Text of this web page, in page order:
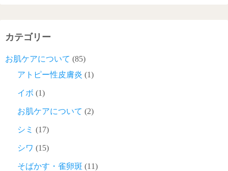
カテゴリー
お肌ケアについて (85)
アトピー性皮膚炎 (1)
イボ (1)
お肌ケアについて (2)
シミ (17)
シワ (15)
そばかす・雀卵斑 (11)